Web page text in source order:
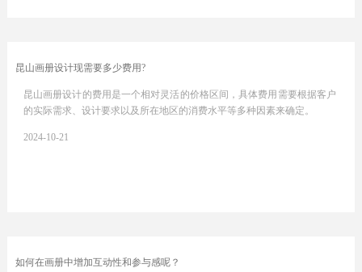
昆山画册设计现需要多少费用?
昆山画册设计的费用是一个相对灵活的价格区间，具体费用需要根据客户
的实际需求、设计要求以及所在地区的消费水平等多种因素来确定。
2024-10-21
如何在画册中增加互动性和参与感呢？